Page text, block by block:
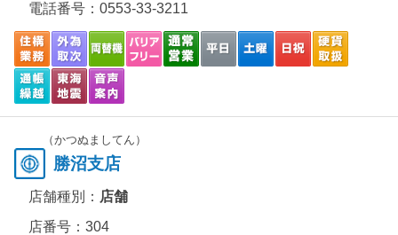
電話番号： 0553-33-3211
（かつぬましてん）
勝沼支店
店舗種別： 店舗
店番号：304